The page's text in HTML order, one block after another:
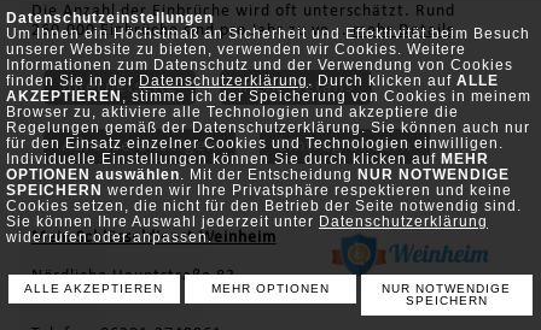
Datenschutzeinstellungen
Um Ihnen ein Höchstmaß an Sicherheit und Effektivität beim Besuch
unserer Website zu bieten, verwenden wir Cookies. Weitere
Informationen zum Datenschutz und der Verwendung von Cookies
finden Sie in der Datenschutzerklärung . Durch klicken auf ALLE
AKZEPTIEREN , stimme ich der Speicherung von Cookies in meinem
Browser zu, aktiviere alle Technologien und akzeptiere die
Regelungen gemäß der Datenschutzerklärung. Sie können auch nur
für den Einsatz einzelner Cookies und Technologien einwilligen.
Individuelle Einstellungen können Sie durch klicken auf MEHR
OPTIONEN auswählen. Mit der Entscheidung NUR NOTWENDIGE
SPEICHERN werden wir Ihre Privatsphäre respektieren und keine
Cookies setzen, die nicht für den Betrieb der Seite notwendig sind.
Sie können Ihre Auswahl jederzeit unter Datenschutzerklärung
widerrufen oder anpassen.
ALLE AKZEPTIEREN MEHR OPTIONEN
NUR NOTWENDIGE
SPEICHERN
Die Anzahl der Einbrüche wird oft unterschätzt. Rund
260.000 Einbrüche sind pro Jahr zu ve...mehr Details
Internetseite mehr Details
Adresse anzeigen Eintrag ändern
Mein Schlüsseldienst Weinheim
Nördliche Hauptstraße 83
69469 Weinheim